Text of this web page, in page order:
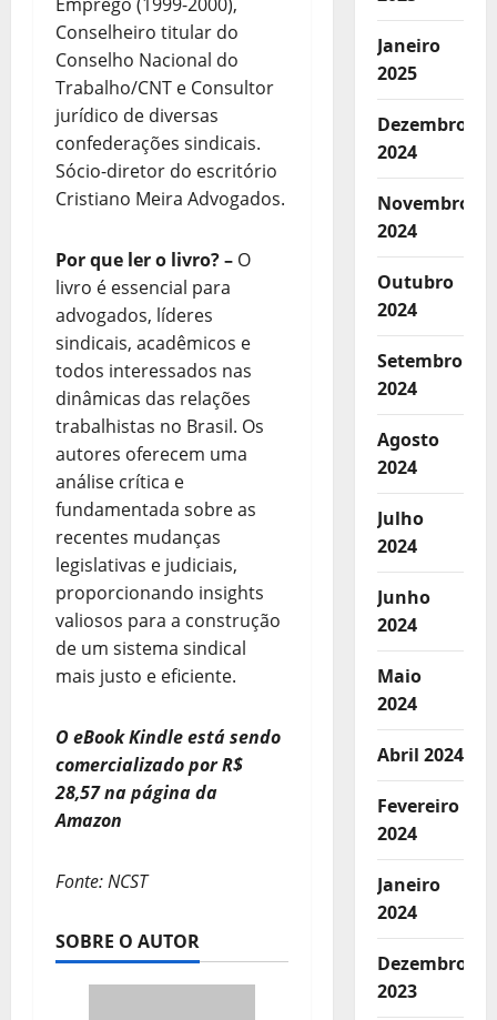
Conselheiro titular do
Conselho Nacional do
Trabalho/CNT e Consultor
jurídico de diversas
confederações sindicais.
Sócio-diretor do escritório
Cristiano Meira Advogados.
Por que ler o livro?– O
livro é essencial para
advogados, líderes
sindicais, acadêmicos e
todos interessados nas
dinâmicas das relações
trabalhistas no Brasil. Os
autores oferecem uma
análise crítica e
fundamentada sobre as
recentes mudanças
legislativas e judiciais,
proporcionando insights
valiosos para a construção
de um sistema sindical
mais justo e eficiente.
O eBook Kindle está sendo
comercializado por R$
28,57 na página da
Amazon
Fonte: NCST
SOBRE O AUTOR
Janeiro
2025
Dezembro
2024
Novembro
2024
Outubro
2024
Setembro
2024
Agosto
2024
Julho
2024
Junho
2024
Maio
2024
Abril 2024
Fevereiro
2024
Janeiro
2024
Dezembro
2023